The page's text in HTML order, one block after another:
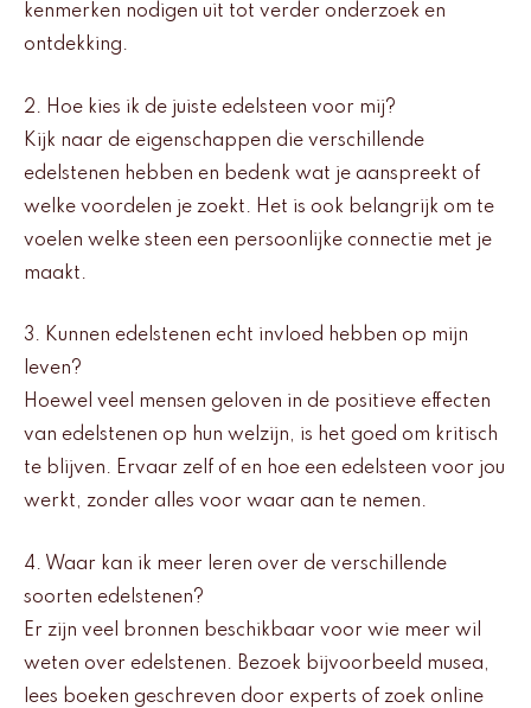
kenmerken nodigen uit tot verder onderzoek en
ontdekking.
2. Hoe kies ik de juiste edelsteen voor mij?
Kijk naar de eigenschappen die verschillende
edelstenen hebben en bedenk wat je aanspreekt of
welke voordelen je zoekt. Het is ook belangrijk om te
voelen welke steen een persoonlijke connectie met je
maakt.
3. Kunnen edelstenen echt invloed hebben op mijn
leven?
Hoewel veel mensen geloven in de positieve effecten
van edelstenen op hun welzijn, is het goed om kritisch
te blijven. Ervaar zelf of en hoe een edelsteen voor jou
werkt, zonder alles voor waar aan te nemen.
4. Waar kan ik meer leren over de verschillende
soorten edelstenen?
Er zijn veel bronnen beschikbaar voor wie meer wil
weten over edelstenen. Bezoek bijvoorbeeld musea,
lees boeken geschreven door experts of zoek online